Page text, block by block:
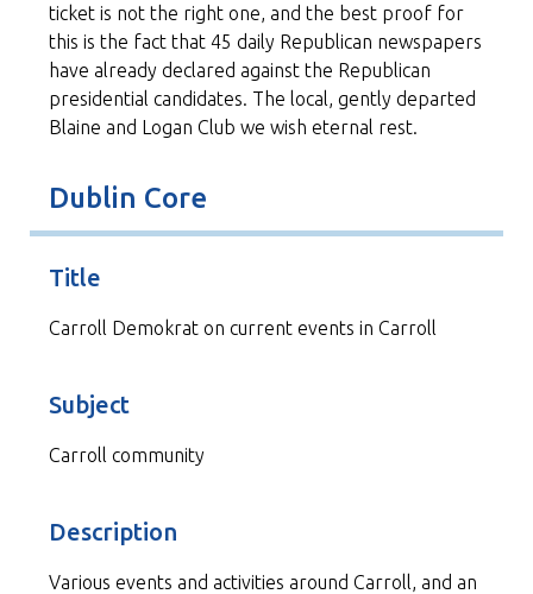
ticket is not the right one, and the best proof for
this is the fact that 45 daily Republican newspapers
have already declared against the Republican
presidential candidates. The local, gently departed
Blaine and Logan Club we wish eternal rest.
Dublin Core
Title
Carroll Demokrat on current events in Carroll
Subject
Carroll community
Description
Various events and activities around Carroll, and an